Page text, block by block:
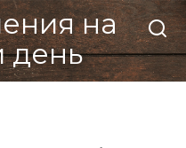
на
день